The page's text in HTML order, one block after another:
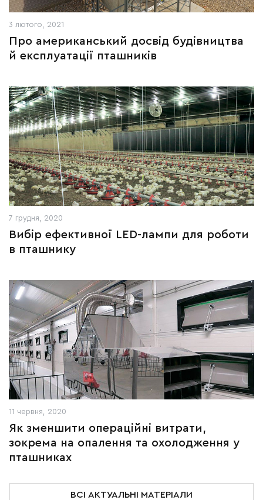
3 лютого, 2021
Про американський досвід будівництва
й експлуатації пташників
7 грудня, 2020
Вибір ефективної LED-лампи для роботи
в пташнику
11 червня, 2020
Як зменшити операційні витрати,
зокрема на опалення та охолодження у
пташниках
ВСІ АКТУАЛЬНІ МАТЕРІАЛИ